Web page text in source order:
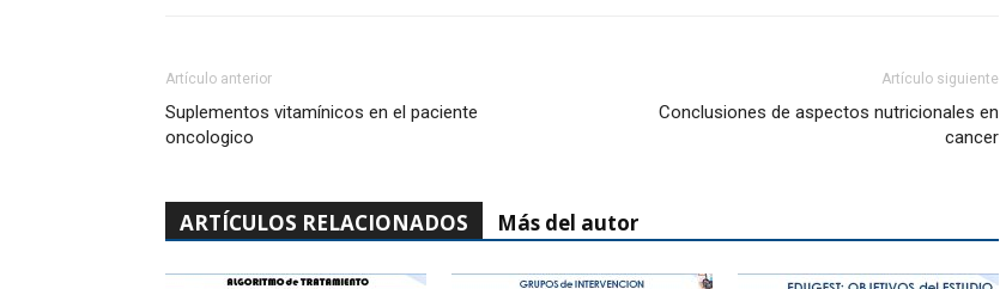
Artículo anterior
Suplementos vitamínicos en el paciente
oncologico
Artículo siguiente
Conclusiones de aspectos nutricionales en
cancer
ARTÍCULOS RELACIONADOS Más del autor